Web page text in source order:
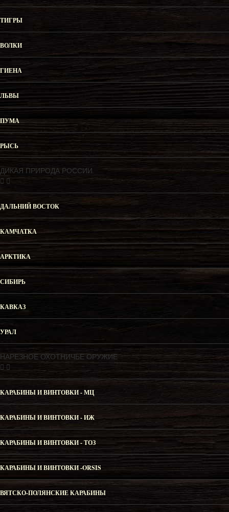
ТИГРЫ
ВОЛКИ
ГИЕНА
ЛЬВЫ
ПУМА
РЫСЬ
ДИКАЯ ПРИРОДА РОССИИ
ДАЛЬНИЙ ВОСТОК
КАМЧАТКА
АРКТИКА
СИБИРЬ
КАВКАЗ
УРАЛ
НАРЕЗНОЕ ОХОТНИЧЬЕ ОРУЖИЕ
КАРАБИНЫ И ВИНТОВКИ - МЦ
КАРАБИНЫ И ВИНТОВКИ - ИЖ
КАРАБИНЫ И ВИНТОВКИ - ТОЗ
КАРАБИНЫ И ВИНТОВКИ -ORSIS
ВЯТСКО-ПОЛЯНСКИЕ КАРАБИНЫ